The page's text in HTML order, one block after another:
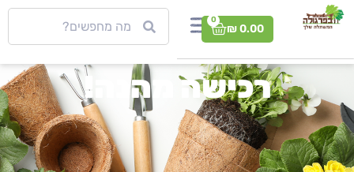
₪0.00
0
רכישה מהנה!